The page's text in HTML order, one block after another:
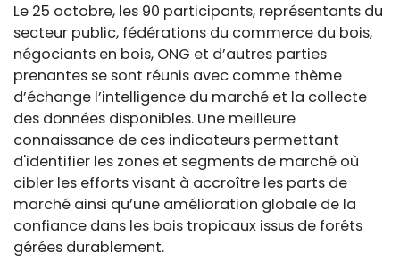
Le 25 octobre, les 90 participants, représentants du
secteur public, fédérations du commerce du bois,
négociants en bois, ONG et d’autres parties
prenantes se sont réunis avec comme thème
d’échange l’intelligence du marché et la collecte
des données disponibles. Une meilleure
connaissance de ces indicateurs permettant
d'identifier les zones et segments de marché où
cibler les efforts visant à accroître les parts de
marché ainsi qu’une amélioration globale de la
confiance dans les bois tropicaux issus de forêts
gérées durablement.